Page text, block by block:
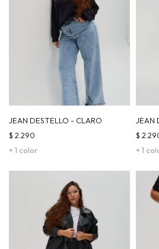
JEAN DESTELLO - CLARO
+ 1 color
$ 2.290
JEAN
+ 1
$